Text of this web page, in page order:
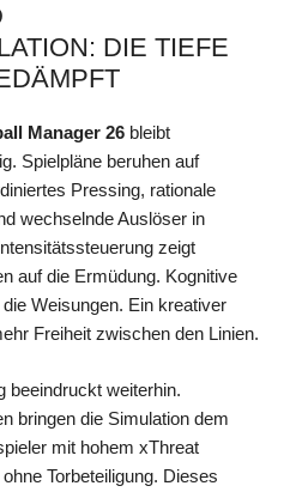
DIE TIEFE I
Manager 26 bleibt
Spielpläne beruhen auf
Pressing, rationale
wechselnde Auslöser in
zeigt
auf die Ermüdung. Kognitive
Weisungen. Ein kreativer
Freiheit zwischen den Linien.
beeindruckt weiterhin.
bringen die Simulation dem
mit hohem xThreat
Torbeteiligung. Dieses